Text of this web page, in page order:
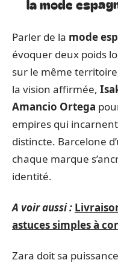
Parler de la mode
évoquer deux poids
sur le même
la vision affirmée,
Amancio Ortega
empires qui
distincte. Barcelone
chaque marque
identité.
A voir aussi :
astuces simples à
Zara doit sa